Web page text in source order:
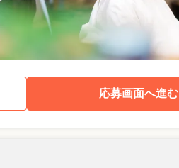
応募画面へ進む